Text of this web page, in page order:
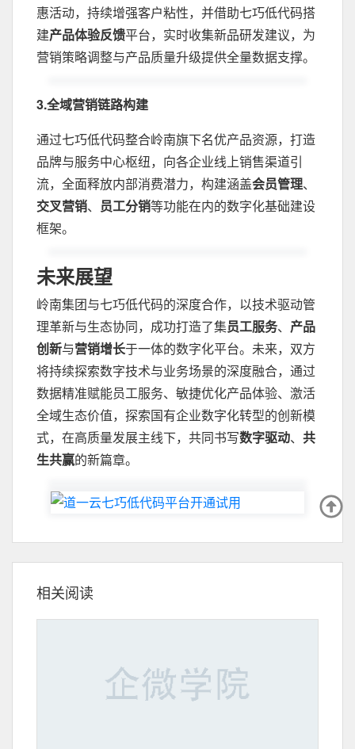
惠活动，持续增强客户粘性，并借助七巧低代码搭
建产品体验反馈平台，实时收集新品研发建议，为
营销策略调整与产品质量升级提供全量数据支撑。
‌3.全域营销链路构建‌
通过七巧低代码整合岭南旗下名优产品资源，打造
品牌与服务中心枢纽，向各企业线上销售渠道引
流，全面释放内部消费潜力，构建涵盖会员管理、
交叉营销、 员工分销等功能在内的数字化基础建设
框架。
未来展望
岭南集团与七巧低代码的深度合作，以技术驱动管
理革新与生态协同，成功打造了集员工服务、 产品
创新与营销增长于一体的数字化平台。未来，双方
将持续探索数字技术与业务场景的深度融合，通过
数据精准赋能员工服务、敏捷优化产品体验、激活
全域生态价值，探索国有企业数字化转型的创新模
式，在高质量发展主线下，共同书写数字驱动、 共
生共赢的新篇章。
相关阅读